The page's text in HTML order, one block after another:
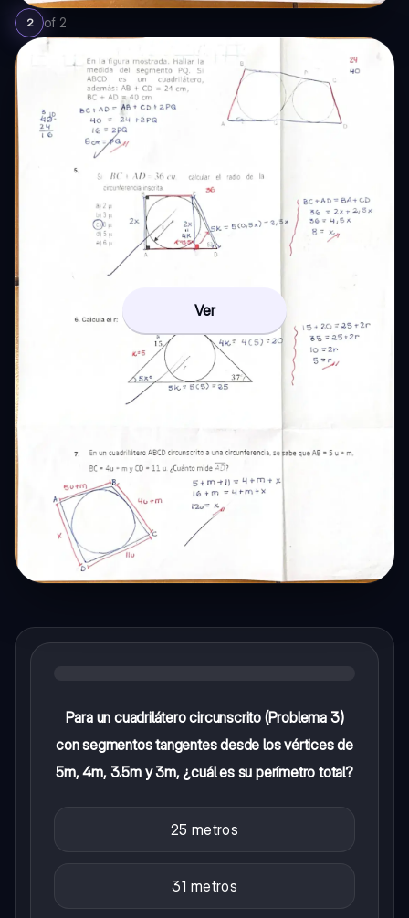
2 of 2
Ver
Para un cuadrilátero circunscrito (Problema 3)
con segmentos tangentes desde los vértices de
5m, 4m, 3.5m y 3m, ¿cuál es su perímetro total?
25 metros
31 metros